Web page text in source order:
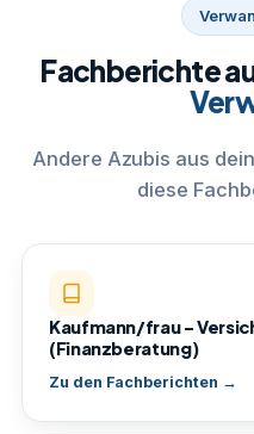
Fachberichte
Andere Azubis aus
diese
Kaufmann/frau –
(Finanzberatung)
Zu den Fachberichten →